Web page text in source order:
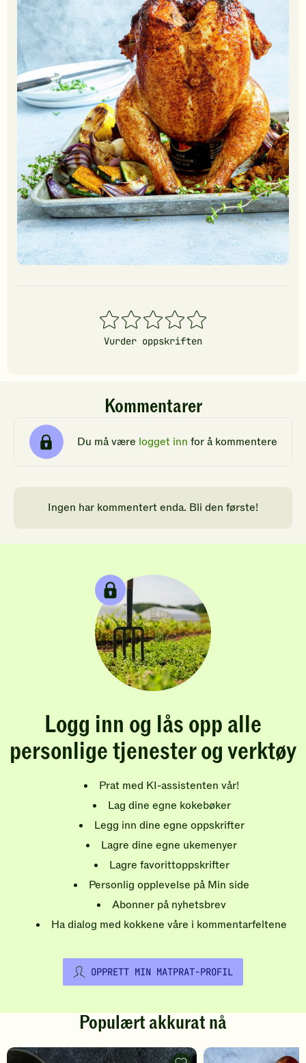
1
stjerner
2
stjerner
3
stjerner
4
stjerner
5
stjerner
Vurder oppskriften
Kommentarer
Du må være logget inn for å kommentere
Ingen har kommentert enda. Bli den første!
Logg inn og lås opp alle
personlige tjenester og verktøy
Prat med KI-assistenten vår!
Lag dine egne kokebøker
Legg inn dine egne oppskrifter
Lagre dine egne ukemenyer
Lagre favorittoppskrifter
Personlig opplevelse på Min side
Abonner på nyhetsbrev
Ha dialog med kokkene våre i kommentarfeltene
OPPRETT MIN MATPRAT-PROFIL
Populært akkurat nå